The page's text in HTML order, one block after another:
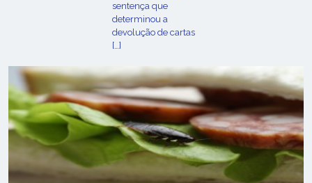
sentença que
determinou a
devolução de cartas
[…]